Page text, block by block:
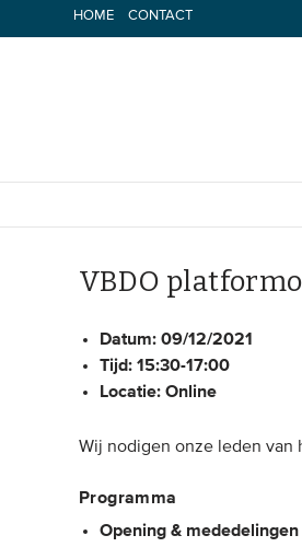
naar
HOME CONTACT
VBDO
Datum:09/12/2021
Tijd:15:30-17:00
Locatie:Online
Wij nodigen onze leden van
Programma
Opening & mededelingen